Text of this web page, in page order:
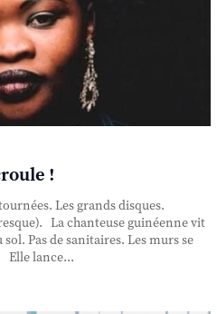
!
Les grands disques.
La chanteuse guinéenne vit
Pas de sanitaires. Les murs se
Elle lance...